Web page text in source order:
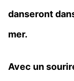
danseront
mer.
Avec un